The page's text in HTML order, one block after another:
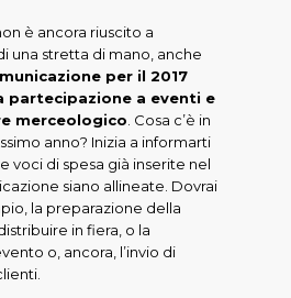
è ancora riuscito a
una stretta di mano, anche
per il 2017
partecipazione a eventi e
merceologico . Cosa c’è in
anno? Inizia a informarti
voci di spesa già inserite nel
siano allineate. Dovrai
la preparazione della
in fiera, o la
o, ancora, l’invio di